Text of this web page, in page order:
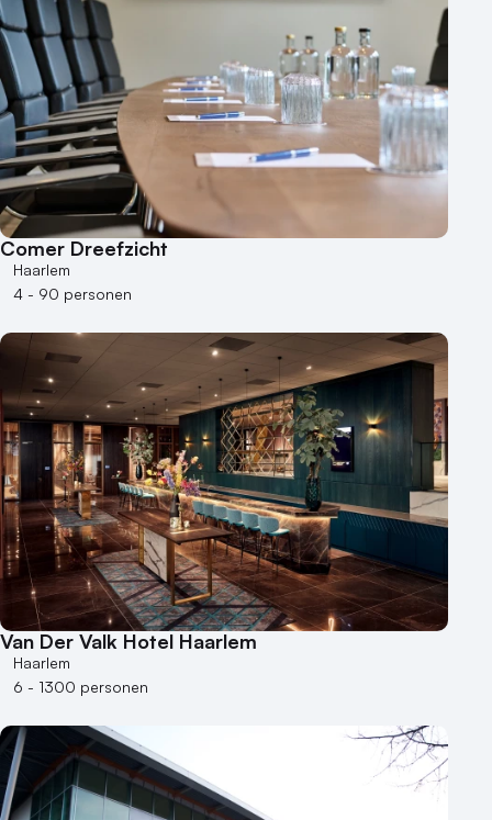
Comer Dreefzicht
Haarlem
4 - 90 personen
Van Der Valk Hotel Haarlem
Haarlem
6 - 1300 personen